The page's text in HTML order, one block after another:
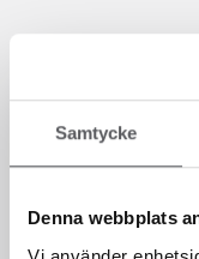
Samtycke
Denna webbplats
Vi